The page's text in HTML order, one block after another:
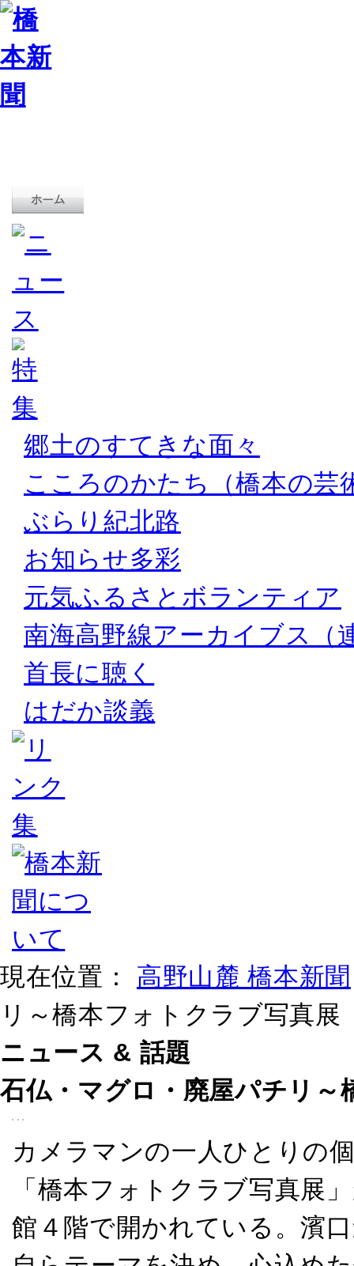
郷土のすてきな面々
こころのかたち（橋本の芸
ぶらり紀北路
お知らせ多彩
元気ふるさとボランティア
南海高野線アーカイブス（
首長に聴く
はだか談義
現在位置： 高野山麓 橋本新聞
リ～橋本フォトクラブ写真展
ニュース & 話題
石仏・マグロ・廃屋パチリ～
カメラマンの一人ひとりの
「橋本フォトクラブ写真展
館４階で開かれている。濱